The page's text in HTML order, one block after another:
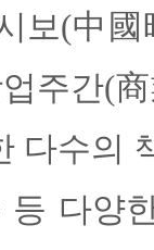
보(中
주간(
다수의
다양